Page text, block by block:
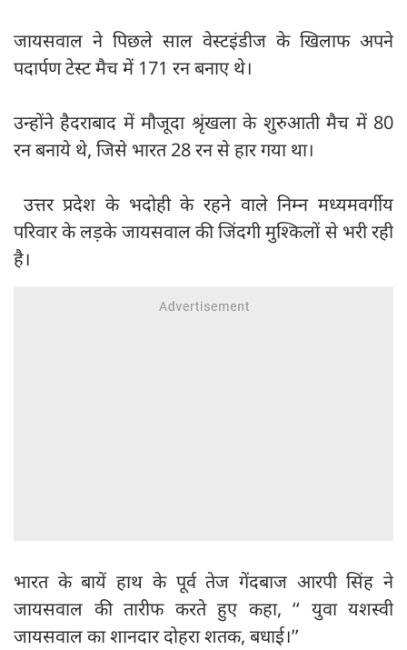
जायसवाल ने पिछले साल वेस्टइंडीज के खिलाफ अपने
पदार्पण टेस्ट मैच में 171 रन बनाए थे।
उन्होंने हैदराबाद में मौजूदा श्रृंखला के शुरुआती मैच में 80
रन बनाये थे, जिसे भारत 28 रन से हार गया था।
उत्तर प्रदेश के भदोही के रहने वाले निम्न मध्यमवर्गीय
परिवार के लड़के जायसवाल की जिंदगी मुश्किलों से भरी रही
है।
भारत के बायें हाथ के पूर्व तेज गेंदबाज आरपी सिंह ने
जायसवाल की तारीफ करते हुए कहा, ‘‘ युवा यशस्वी
जायसवाल का शानदार दोहरा शतक, बधाई।’’